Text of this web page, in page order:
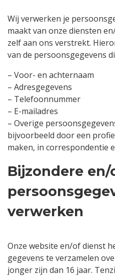
Wij verwerken je
maakt van onze diensten
zelf aan ons verstrekt.
van de persoonsgegevens
– Voor- en achternaam
– Adresgegevens
– Telefoonnummer
– E-mailadres
– Overige
bijvoorbeeld door een
maken, in correspondentie
Bijzondere
verwerken
Onze website en/of dienst
gegevens te verzamelen
jonger zijn dan 16 jaar.